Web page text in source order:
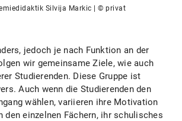
Silvija Markic | © privat
jedoch je nach Funktion an der
wir gemeinsame Ziele, wie auch
Studierenden. Diese Gruppe ist
Auch wenn die Studierenden den
wählen, variieren ihre Motivation
den einzelnen Fächern, ihr schulisches